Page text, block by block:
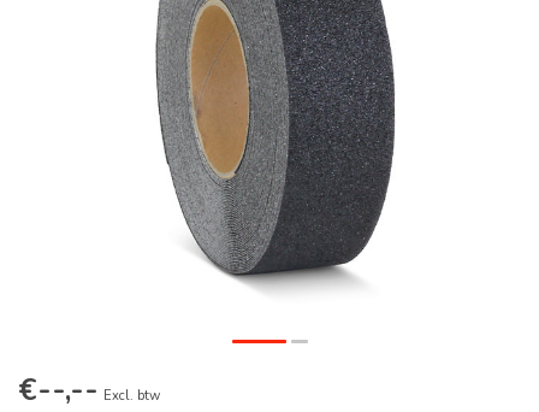
€--,-- Excl. btw